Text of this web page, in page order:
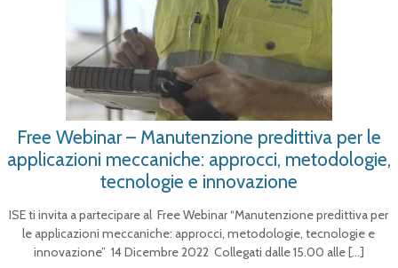
Free Webinar – Manutenzione predittiva per le
applicazioni meccaniche: approcci, metodologie,
tecnologie e innovazione
ISE ti invita a partecipare al Free Webinar “Manutenzione predittiva per
le applicazioni meccaniche: approcci, metodologie, tecnologie e
innovazione” 14 Dicembre 2022 Collegati dalle 15.00 alle[…]